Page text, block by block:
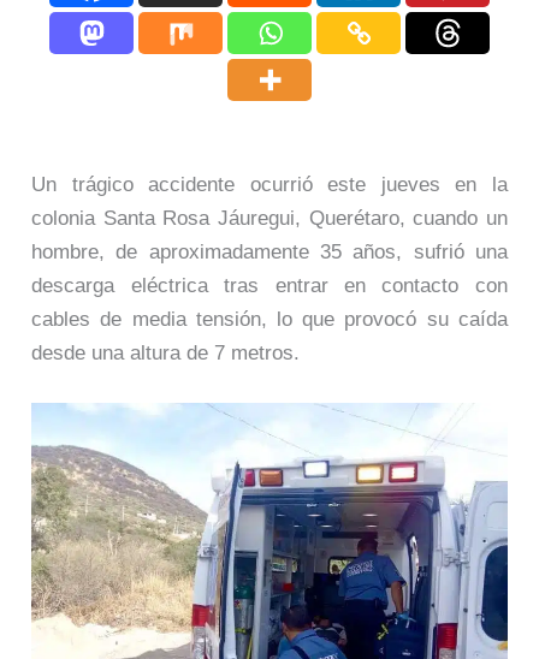
Un trágico accidente ocurrió este jueves en la
colonia Santa Rosa Jáuregui, Querétaro, cuando un
hombre, de aproximadamente 35 años, sufrió una
descarga eléctrica tras entrar en contacto con
cables de media tensión, lo que provocó su caída
desde una altura de 7 metros.